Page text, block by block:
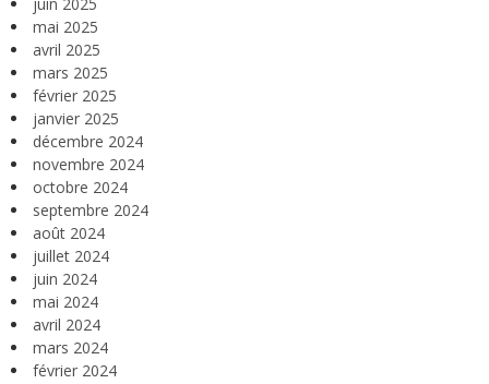
mai 2025
avril 2025
mars 2025
février 2025
janvier 2025
décembre 2024
novembre 2024
octobre 2024
septembre 2024
août 2024
juillet 2024
juin 2024
mai 2024
avril 2024
mars 2024
février 2024